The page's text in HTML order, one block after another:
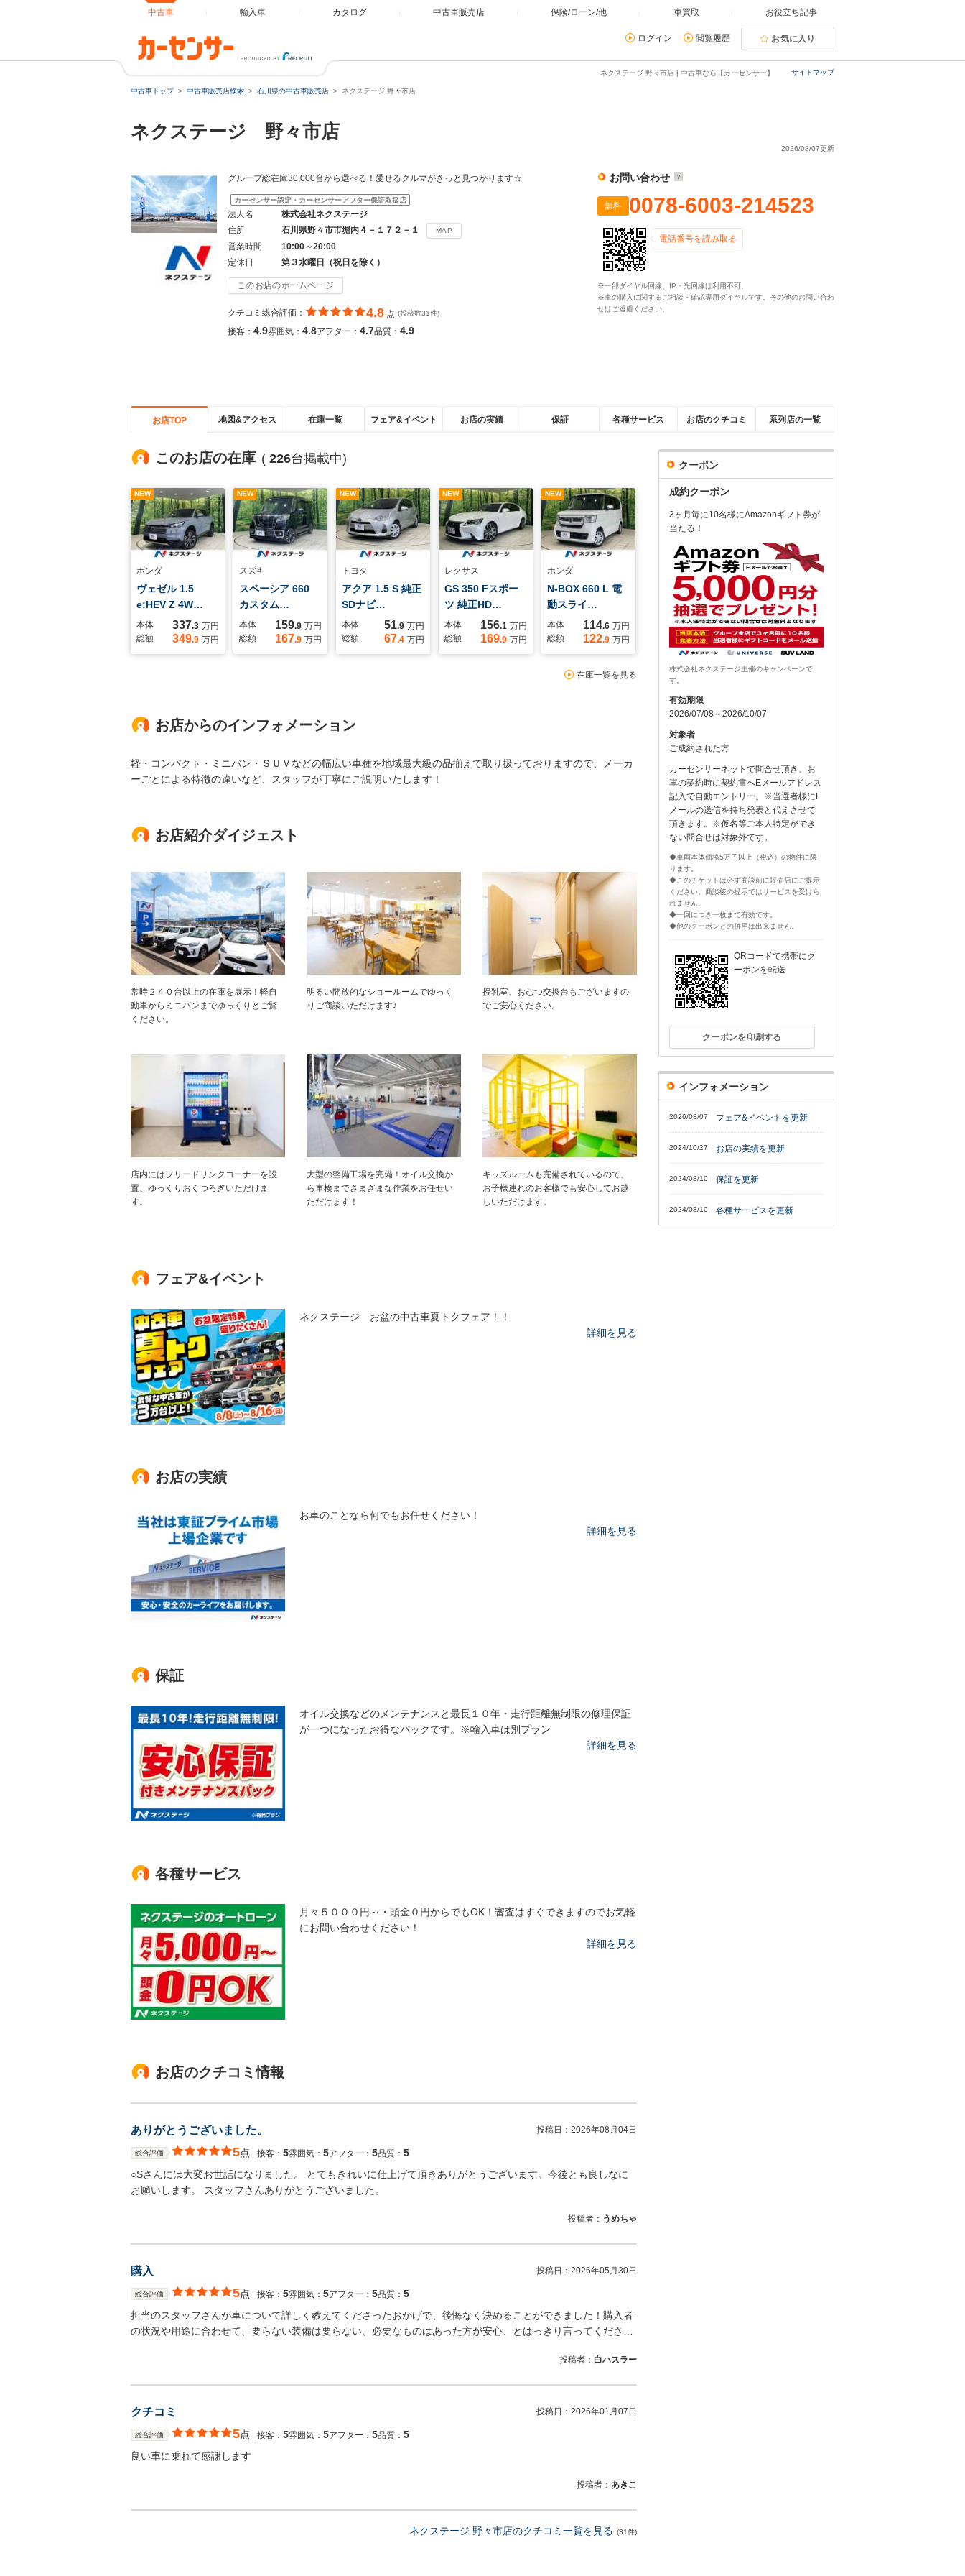
中古車 輸入車 カタログ 中古車販売店 保険/ローン/他 車買取 お役立ち記事
ログイン 閲覧履歴 お気に入り
サイトマップ
ネクステージ 野々市店 | 中古車なら【カーセンサー】
中古車トップ 中古車販売店検索 石川県の中古車販売店 ネクステージ 野々市店
ネクステージ 野々市店
2026/08/07更新
グループ総在庫30,000台から選べる！愛せるクルマがきっと見つかります☆
カーセンサー認定・カーセンサーアフター保証取扱店
法人名
株式会社ネクステージ
住所
石川県野々市市堀内４－１７２－１ MAP
営業時間
10:00～20:00
定休日
第３水曜日（祝日を除く）
このお店のホームページ
クチコミ総合評価： 4.8 点 (投稿数31件)
接客： 4.9雰囲気： 4.8アフター： 4.7品質： 4.9
お問い合わせ
無料 0078-6003-214523
電話番号を読み取る
※一部ダイヤル回線、IP・光回線は利用不可。
※車の購入に関するご相談・確認専用ダイヤルです。その他のお問い合わ
せはご遠慮ください。
お店TOP 地図&アクセス 在庫一覧 フェア&イベント お店の実績 保証 各種サービス お店のクチコミ 系列店の一覧
このお店の在庫 ( 226台掲載中)
NEW
ホンダ
ヴェゼル 1.5
e:HEV Z 4W…
本体 337.3 万円
総額
349.9 万円
NEW
スズキ
スペーシア 660
カスタム…
本体 159.9 万円
総額
167.9 万円
NEW
トヨタ
アクア 1.5 S 純正
SDナビ…
本体 51.9 万円
総額
67.4 万円
NEW
レクサス
GS 350 Fスポー
ツ 純正HD…
本体 156.1 万円
総額
169.9 万円
NEW
ホンダ
N-BOX 660 L 電
動スライ…
本体 114.6 万円
総額
122.9 万円
在庫一覧を見る
お店からのインフォメーション
軽・コンパクト・ミニバン・ＳＵＶなどの幅広い車種を地域最大級の品揃えで取り扱っておりますので、メーカ
ーごとによる特徴の違いなど、スタッフが丁寧にご説明いたします！
お店紹介ダイジェスト
常時２４０台以上の在庫を展示！軽自
動車からミニバンまでゆっくりとご覧
ください。
明るい開放的なショールームでゆっく
りご商談いただけます♪
授乳室、おむつ交換台もございますの
でご安心ください。
店内にはフリードリンクコーナーを設
置、ゆっくりおくつろぎいただけま
す。
大型の整備工場を完備！オイル交換か
ら車検までさまざまな作業をお任せい
ただけます！
キッズルームも完備されているので、
お子様連れのお客様でも安心してお越
しいただけます。
フェア&イベント
ネクステージ お盆の中古車夏トクフェア！！
詳細を見る
お店の実績
お車のことなら何でもお任せください！
詳細を見る
保証
オイル交換などのメンテナンスと最長１０年・走行距離無制限の修理保証
が一つになったお得なパックです。※輸入車は別プラン
詳細を見る
各種サービス
月々５０００円～・頭金０円からでもOK！審査はすぐできますのでお気軽
にお問い合わせください！
詳細を見る
お店のクチコミ情報
ありがとうございました。 投稿日： 2026年08月04日
総合評価 5点 接客： 5雰囲気： 5アフター： 5品質： 5
○Sさんには大変お世話になりました。 とてもきれいに仕上げて頂きありがとうございます。今後とも良しなに
お願いします。 スタッフさんありがとうございました。
投稿者： うめちゃ
購入 投稿日： 2026年05月30日
総合評価 5点 接客： 5雰囲気： 5アフター： 5品質： 5
担当のスタッフさんが車について詳しく教えてくださったおかげで、後悔なく決めることができました！購入者
の状況や用途に合わせて、要らない装備は要らない、必要なものはあった方が安心、とはっきり言ってくださ…
投稿者： 白ハスラー
クチコミ 投稿日： 2026年01月07日
総合評価 5点 接客： 5雰囲気： 5アフター： 5品質： 5
良い車に乗れて感謝します
投稿者： あきこ
ネクステージ 野々市店のクチコミ一覧を見る (31件)
クーポン
成約クーポン
3ヶ月毎に10名様にAmazonギフト券が
当たる！
株式会社ネクステージ主催のキャンペーンで
す。
有効期限
2026/07/08～2026/10/07
対象者
ご成約された方
カーセンサーネットで問合せ頂き、お
車の契約時に契約書へEメールアドレス
記入で自動エントリー。※当選者様にE
メールの送信を持ち発表と代えさせて
頂きます。※仮名等ご本人特定ができ
ない問合せは対象外です。
◆車両本体価格5万円以上（税込）の物件に限
ります。
◆このチケットは必ず商談前に販売店にご提示
ください。商談後の提示ではサービスを受けら
れません。
◆一回につき一枚まで有効です。
◆他のクーポンとの併用は出来ません。
QRコードで携帯にク
ーポンを転送
クーポンを印刷する
インフォメーション
2026/08/07 フェア&イベントを更新
2024/10/27 お店の実績を更新
2024/08/10 保証を更新
2024/08/10 各種サービスを更新